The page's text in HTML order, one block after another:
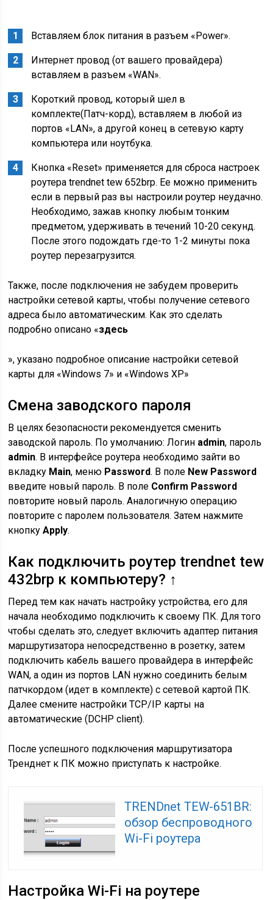
Вставляем блок питания в разъем «Power».
Интернет провод (от вашего провайдера)
вставляем в разъем «WAN».
Короткий провод, который шел в
комплекте(Патч-корд), вставляем в любой из
портов «LAN», а другой конец в сетевую карту
компьютера или ноутбука.
Кнопка «Reset» применяется для сброса настроек
роутера trendnet tew 652brp. Ее можно применить
если в первый раз вы настроили роутер неудачно.
Необходимо, зажав кнопку любым тонким
предметом, удерживать в течений 10-20 секунд.
После этого подождать где-то 1-2 минуты пока
роутер перезагрузится.
Также, после подключения не забудем проверить
настройки сетевой карты, чтобы получение сетевого
адреса было автоматическим. Как это сделать
подробно описано «здесь
», указано подробное описание настройки сетевой
карты для «Windows 7» и «Windows XP»
Смена заводского пароля
В целях безопасности рекомендуется сменить
заводской пароль. По умолчанию: Логин admin, пароль
admin. В интерфейсе роутера необходимо зайти во
вкладку Main, меню Password. В поле New Password
введите новый пароль. В поле Confirm Password
повторите новый пароль. Аналогичную операцию
повторите с паролем пользователя. Затем нажмите
кнопкуApply.
Как подключить роутер trendnet tew
432brp к компьютеру? ↑
Перед тем как начать настройку устройства, его для
начала необходимо подключить к своему ПК. Для того
чтобы сделать это, следует включить адаптер питания
маршрутизатора непосредственно в розетку, затем
подключить кабель вашего провайдера в интерфейс
WAN, а один из портов LAN нужно соединить белым
патчкордом (идет в комплекте) с сетевой картой ПК.
Далее смените настройки TCP/IР карты на
автоматические (DCHP client).
После успешного подключения маршрутизатора
Тренднет к ПК можно приступать к настройке.
TRENDnet TEW-651BR:
обзор беспроводного
Wi-Fi роутера
Настройка Wi-Fi на роутере